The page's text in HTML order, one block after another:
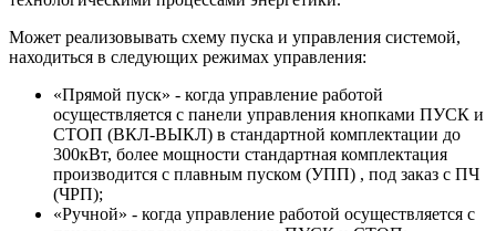
Может реализовывать схему пуска и управления системой,
находиться в следующих режимах управления:
«Прямой пуск» - когда управление работой
осуществляется с панели управления кнопками ПУСК и
СТОП (ВКЛ-ВЫКЛ) в стандартной комплектации до
300кВт, более мощности стандартная комплектация
производится с плавным пуском (УПП) , под заказ с ПЧ
(ЧРП);
«Ручной» - когда управление работой осуществляется с